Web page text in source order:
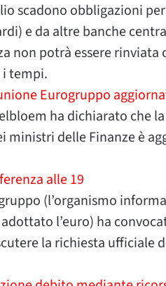
scadono obbligazioni
e da altre banche
non potrà essere rinviata
i tempi.
Eurogruppo
ha dichiarato che
ministri delle Finanze è
alle 19
(l’organismo
l’euro) ha
la richiesta ufficiale